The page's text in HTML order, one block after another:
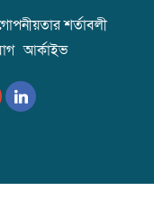
শর্তাবলী
আর্কাইভ